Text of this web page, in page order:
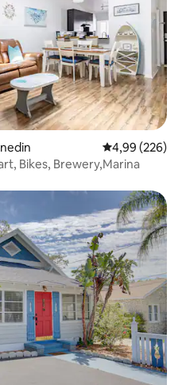
Μέση
4,99 (226)
Bikes, Brewery,Marina